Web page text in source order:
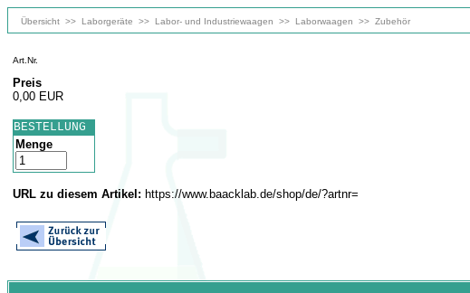
Übersicht >> Laborgeräte >> Labor- und Industriewaagen >> Laborwaagen >> Zubehör
Art.Nr.
Preis
0,00 EUR
BESTELLUNG
Menge
URL zu diesem Artikel: https://www.baacklab.de/shop/de/?artnr=